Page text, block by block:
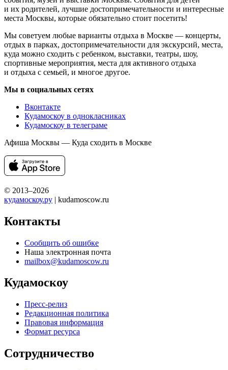
и их родителей, лучшие достопримечательности и интересные
места Москвы, которые обязательно стоит посетить!
Мы советуем любые варианты отдыха в Москве — концерты,
отдых в парках, достопримечательности для экскурсий, места,
куда можно сходить с ребенком, выставки, театры, шоу,
спортивные мероприятия, места для активного отдыха
и отдыха с семьей, и многое другое.
Мы в социальных сетях
Вконтакте
Кудамоскоу в однокласниках
Кудамоскоу в телеграме
Афиша Москвы — Куда сходить в Москве
© 2013–2026
кудамоскоу.ру | kudamoscow.ru
Контакты
Сообщить об ошибке
Наша электронная почта
mailbox@kudamoscow.ru
Кудамоскоу
Пресс-релиз
Редакционная политика
Правовая информация
Формат ресурса
Сотрудничество